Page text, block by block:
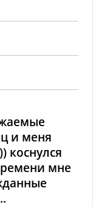
и меня
коснулся
мне